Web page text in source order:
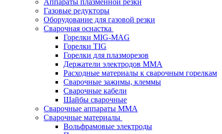
Аппараты плазменной резки
Газовые редукторы
Оборудование для газовой резки
Сварочная оснастка
Горелки MIG-MAG
Горелки TIG
Горелки для плазморезов
Держатели электродов ММА
Расходные материалы к сварочным горелкам
Сварочные зажимы, клеммы
Сварочные кабели
Шайбы сварочные
Сварочные аппараты MMA
Сварочные материалы
Вольфрамовые электроды